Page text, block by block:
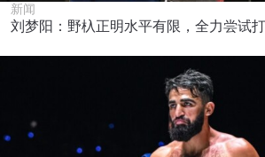
新闻
刘梦阳：野杁正明水平有限，全力尝试打